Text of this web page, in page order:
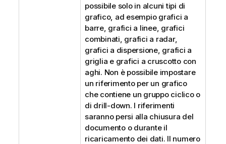
possibile solo in alcuni tipi di
grafico, ad esempio grafici a
barre, grafici a linee, grafici
combinati, grafici a radar,
grafici a dispersione, grafici a
griglia e grafici a cruscotto con
aghi. Non è possibile impostare
un riferimento per un grafico
che contiene un gruppo ciclico o
di drill-down. I riferimenti
saranno persi alla chiusura del
documento o durante il
ricaricamento dei dati. Il numero